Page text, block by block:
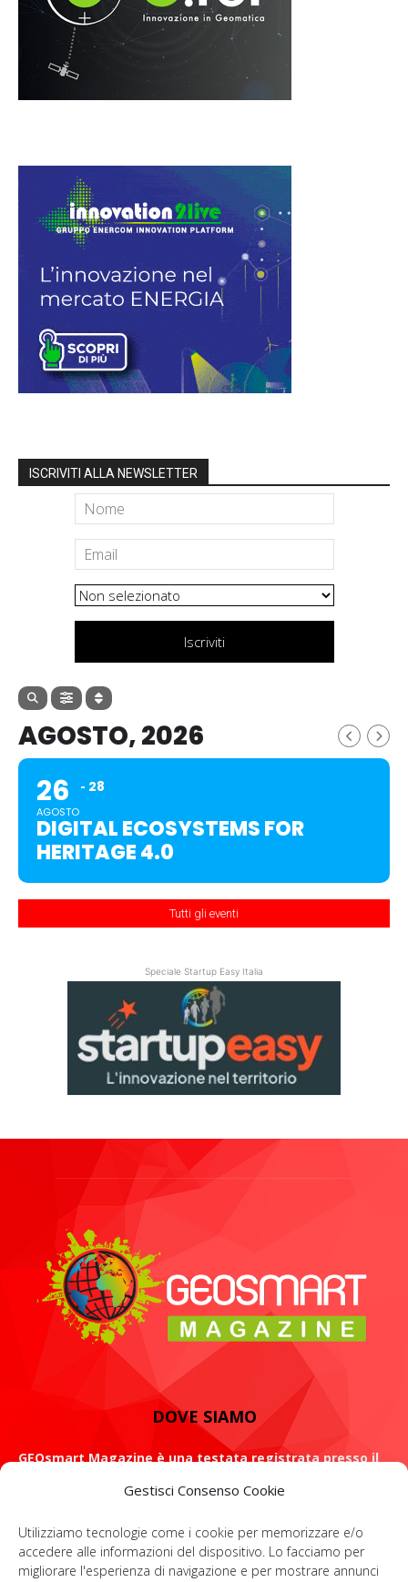
Gestisci Consenso Cookie
Utilizziamo tecnologie come i cookie per memorizzare e/o
accedere alle informazioni del dispositivo. Lo facciamo per
migliorare l'esperienza di navigazione e per mostrare annunci
ISCRIVITI ALLA NEWSLETTER
Iscriviti
AGOSTO, 2026
26
AGOSTO
28
DIGITAL ECOSYSTEMS FOR
HERITAGE 4.0
Tutti gli eventi
Speciale Startup Easy Italia
DOVE SIAMO
GEOsmart Magazine è una testata registrata presso il
ROMA: Via Casilina 98, 00182
Contattaci:info@geosmartmagazine.it